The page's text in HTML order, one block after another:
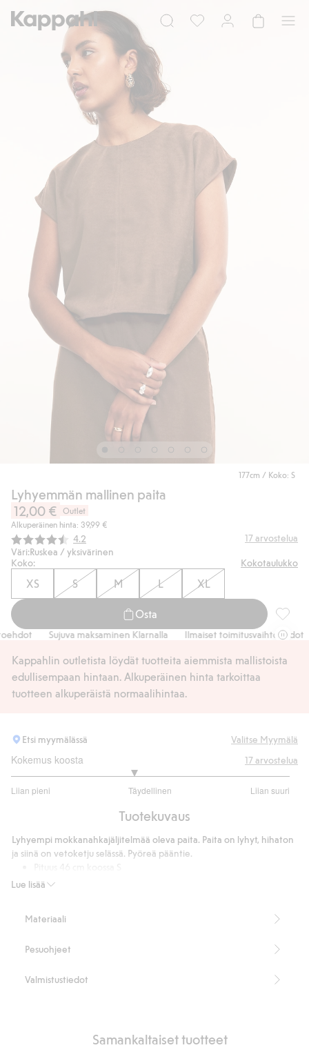
177cm / Koko: S
Lyhyemmän mallinen paita
12,00 €
Outlet
Alkuperäinen hinta: 39,99 €
Keskimääräinen luokitus:
4.2 17arvostelua
Väri:Ruskea / yksivärinen
Koko:
Kokotaulukko
XS S M L XL
Osta
Sujuva maksaminen Klarnalla Ilmaiset toimitusvaihtoehdot
Kappahlin outletista löydät tuotteita aiemmista mallistoista
edullisempaan hintaan. Alkuperäinen hinta tarkoittaa
tuotteen alkuperäistä normaalihintaa.
Etsi myymälässä Valitse Myymälä
Kokemus koosta
Liian pieni Täydellinen Liian suuri
/
ääneen
17arvostelua
Tuotekuvaus
Lue lisää
Lyhyempi mokkanahkajäljitelmää oleva paita. Paita on lyhyt, hihaton
ja siinä on vetoketju selässä. Pyöreä pääntie.
Sisältää 75 % kierrätettyä polyesteria.
Materiaali
Pesuohjeet
Valmistustiedot
Samankaltaiset tuotteet